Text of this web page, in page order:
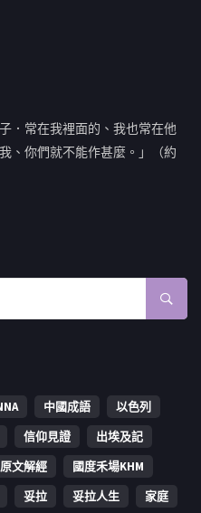
．常在我裡面的、我也常在他
、你們就不能作甚麼。」（約
中國成語
以色列
信仰見證
出埃及記
原文解經
國度禾場KHM
妥拉 妥拉人生 家庭